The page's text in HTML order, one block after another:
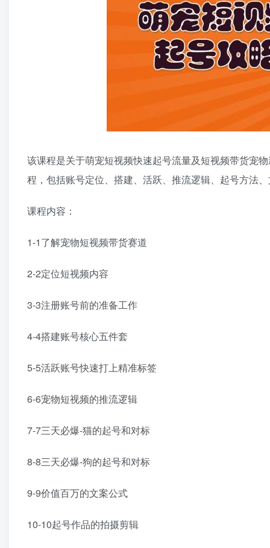
该课程是关于萌宠短视频快速起号流量及短视频带货宠
程，包括账号定位、搭建、活跃、推流逻辑、起号方法
课程内容：
1-1了解宠物短视频带货赛道
2-2定位短视频内容
3-3注册账号前的准备工作
4-4搭建账号核心五件套
5-5活跃账号快速打上精准标签
6-6宠物短视频的推流逻辑
7-7三天必爆-猫的起号和对标
8-8三天必爆-狗的起号和对标
9-9价值百万的文案公式
10-10起号作品的拍摄剪辑